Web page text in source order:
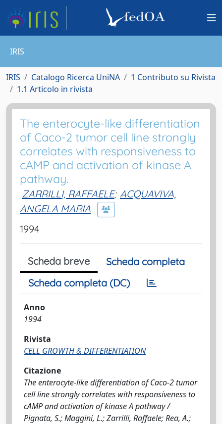
IRIS
IRIS Catalogo Ricerca UniNA
1 Contributo su Rivista
1.1 Articolo in rivista
The enterocyte-like differentiation
of Caco-2 tumor cell line strongly
correlates with responsiveness to
cAMP and activation of kinase A
pathway.
ZARRILLI, RAFFAELE; ACQUAVIVA,
ANGELA MARIA
1994
Scheda breve
Scheda completa
Scheda completa (DC)
Anno
1994
Rivista
CELL GROWTH & DIFFERENTIATION
Citazione
The enterocyte-like differentiation of Caco-2 tumor
cell line strongly correlates with responsiveness to
cAMP and activation of kinase A pathway /
Pignata, S.; Maggini, L.; Zarrilli, Raffaele; Rea, A.;